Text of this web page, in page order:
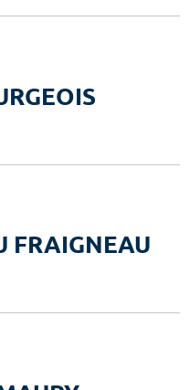
FRAIGNEAU